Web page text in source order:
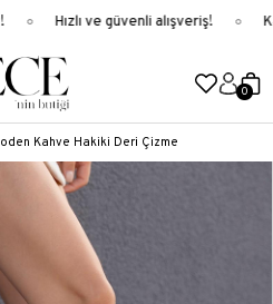
Hızlı ve güvenli alışveriş!
0
Kahve Hakiki Deri Çizme